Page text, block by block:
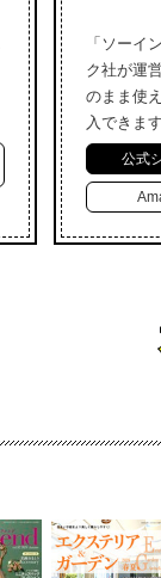
「ソーイ
ク社が運
のまま使
入できます
公式